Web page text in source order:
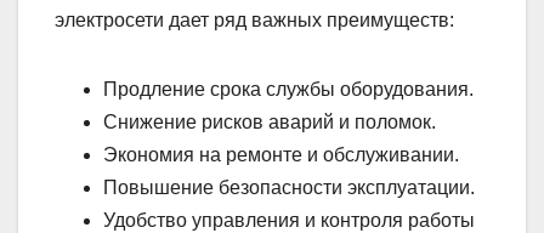
электросети дает ряд важных преимуществ:
Продление срока службы оборудования.
Снижение рисков аварий и поломок.
Экономия на ремонте и обслуживании.
Повышение безопасности эксплуатации.
Удобство управления и контроля работы